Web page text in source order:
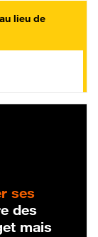
lieu de
ses
des
mais